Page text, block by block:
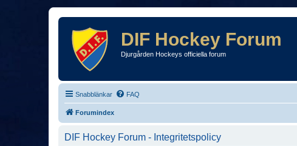
DIF Hockey Forum
Djurgården Hockeys officiella forum
Snabblänkar FAQ
Forumindex
DIF Hockey Forum - Integritetspolicy